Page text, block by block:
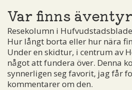
Var finns
Resekolumn i
Hur långt borta eller hur nära
Under en skidtur, i centrum av
något att fundera över. Denna
synnerligen seg favorit, jag får
kommentarer om den.